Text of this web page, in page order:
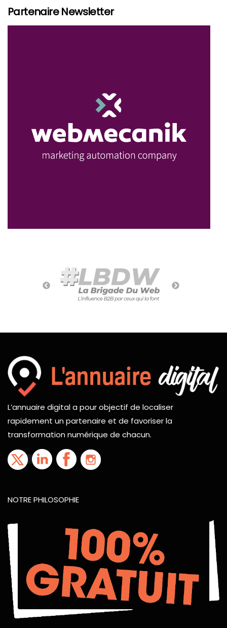
Partenaire Newsletter
L’annuaire digital a pour objectif de localiser
rapidement un partenaire et de favoriser la
transformation numérique de chacun.
NOTRE PHILOSOPHIE